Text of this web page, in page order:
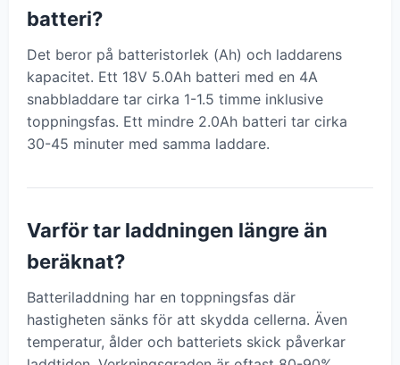
batteri?
Det beror på batteristorlek (Ah) och laddarens
kapacitet. Ett 18V 5.0Ah batteri med en 4A
snabbladdare tar cirka 1-1.5 timme inklusive
toppningsfas. Ett mindre 2.0Ah batteri tar cirka
30-45 minuter med samma laddare.
Varför tar laddningen längre än
beräknat?
Batteriladdning har en toppningsfas där
hastigheten sänks för att skydda cellerna. Även
temperatur, ålder och batteriets skick påverkar